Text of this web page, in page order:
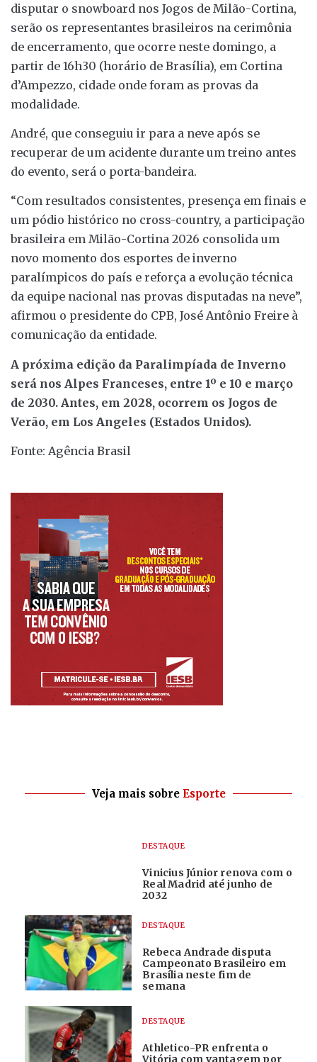
disputar o snowboard nos Jogos de Milão-Cortina,
serão os representantes brasileiros na cerimônia
de encerramento, que ocorre neste domingo, a
partir de 16h30 (horário de Brasília), em Cortina
d’Ampezzo, cidade onde foram as provas da
modalidade.
André, que conseguiu ir para a neve após se
recuperar de um acidente durante um treino antes
do evento, será o porta-bandeira.
“Com resultados consistentes, presença em finais e
um pódio histórico no cross-country, a participação
brasileira em Milão-Cortina 2026 consolida um
novo momento dos esportes de inverno
paralímpicos do país e reforça a evolução técnica
da equipe nacional nas provas disputadas na neve”,
afirmou o presidente do CPB, José Antônio Freire à
comunicação da entidade.
A próxima edição da Paralimpíada de Inverno
será nos Alpes Franceses, entre 1º e 10 e março
de 2030. Antes, em 2028, ocorrem os Jogos de
Verão, em Los Angeles (Estados Unidos).
Fonte: Agência Brasil
Veja mais sobre Esporte
DESTAQUE
Vinicius Júnior renova com o
Real Madrid até junho de
2032
DESTAQUE
Rebeca Andrade disputa
Campeonato Brasileiro em
Brasília neste fim de
semana
DESTAQUE
Athletico-PR enfrenta o
Vitória com vantagem por